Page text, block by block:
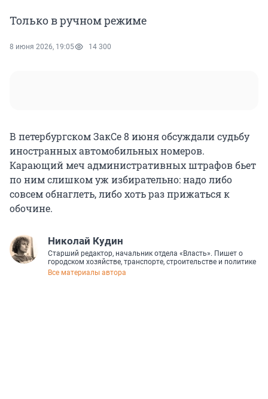
Только в ручном режиме
8 июня 2026, 19:05 14 300
В петербургском ЗакСе 8 июня обсуждали судьбу
иностранных автомобильных номеров.
Карающий меч административных штрафов бьет
по ним слишком уж избирательно: надо либо
совсем обнаглеть, либо хоть раз прижаться к
обочине.
Николай Кудин
Старший редактор, начальник отдела «Власть». Пишет о
городском хозяйстве, транспорте, строительстве и политике
Все материалы автора